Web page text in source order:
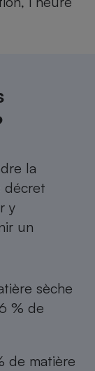
la
décret
y
un
sèche
% de
de matière